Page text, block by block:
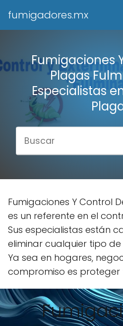
fumigadores.mx
Fumigaciones
Plagas
Especialistas
Fumigaciones Y Control
es un referente en el
Sus especialistas están
eliminar cualquier tipo
Ya sea en hogares,
compromiso es proteger